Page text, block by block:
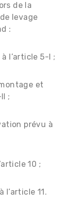
de la
levage
:
à l’article 5-I ;
et
;
prévu à
10 ;
l’article 11.